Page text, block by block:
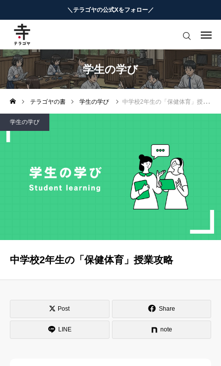
＼テラゴヤの公式Xをフォロー／
学生の学び
テラゴヤの書 学生の学び 中学校2年生の「保健体育」授業攻略
学生の学び
中学校2年生の「保健体育」授業攻略
Post Share
LINE note
はじめての方へ
教育ニュースまとめ
ヨミモノ・特集
マナビ・学習攻略
お役立ちリンク集
テラゴヤ週報
お知らせ